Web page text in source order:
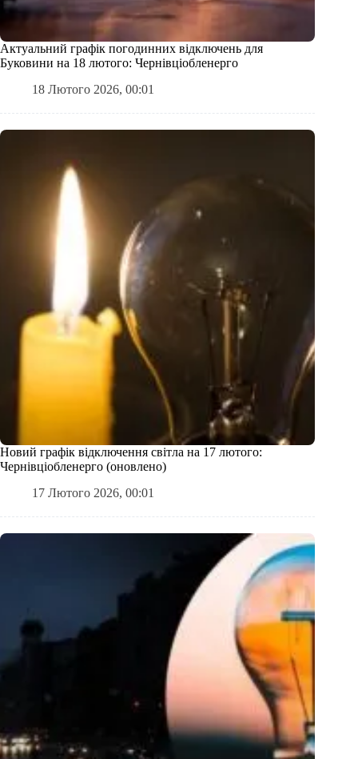
Актуальний графік погодинних відключень для
Буковини на 18 лютого: Чернівціобленерго
18 Лютого 2026, 00:01
Новий графік відключення світла на 17 лютого:
Чернівціобленерго (оновлено)
17 Лютого 2026, 00:01